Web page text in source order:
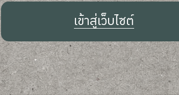
เข้าสู่เว็บไซต์